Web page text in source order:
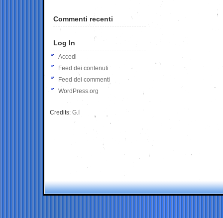
Commenti recenti
Log In
Accedi
Feed dei contenuti
Feed dei commenti
WordPress.org
Credits: G.I